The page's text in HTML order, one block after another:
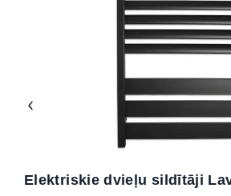
Elektriskie dvieļu sildītāji